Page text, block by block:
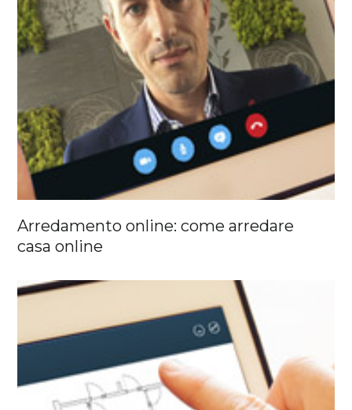
Arredamento online: come arredare
casa online